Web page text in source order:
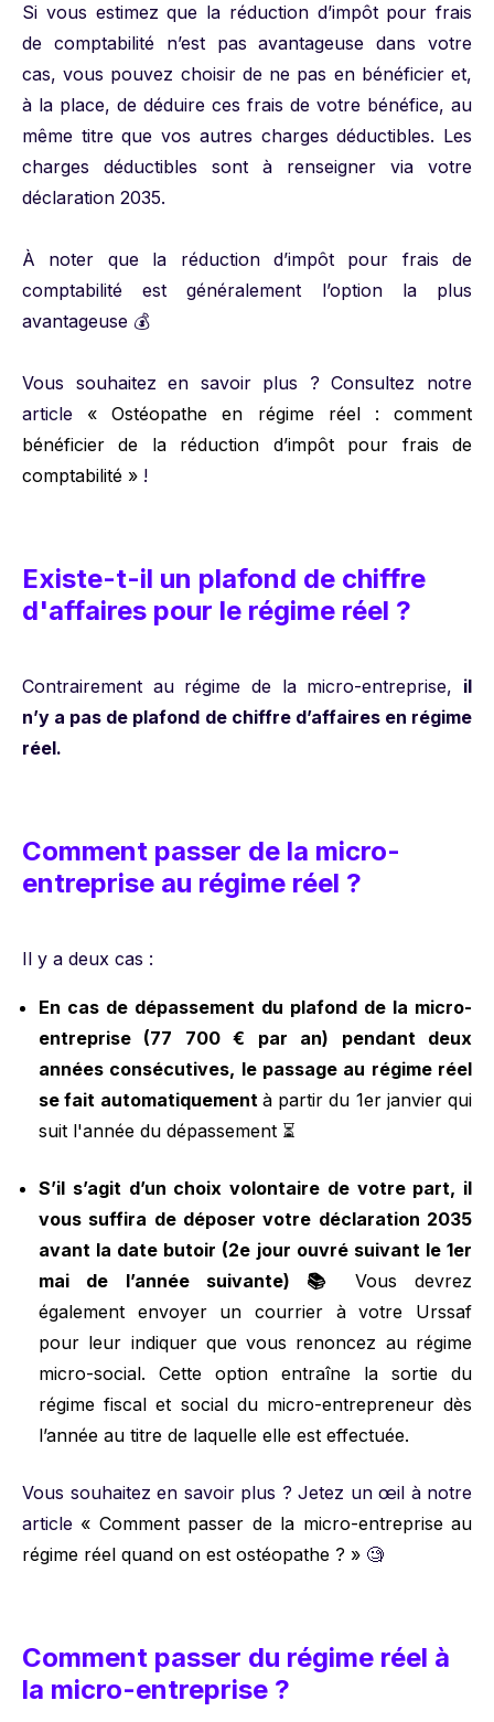
Si vous estimez que la réduction d’impôt pour frais
de comptabilité n’est pas avantageuse dans votre
cas, vous pouvez choisir de ne pas en bénéficier et,
à la place, de déduire ces frais de votre bénéfice, au
même titre que vos autres charges déductibles. Les
charges déductibles sont à renseigner via votre
déclaration 2035.
À noter que la réduction d’impôt pour frais de
comptabilité est généralement l’option la plus
avantageuse 💰
Vous souhaitez en savoir plus ? Consultez notre
article « Ostéopathe en régime réel : comment
bénéficier de la réduction d’impôt pour frais de
comptabilité » !
Existe-t-il un plafond de chiffre
d'affaires pour le régime réel ?
Contrairement au régime de la micro-entreprise, il
n’y a pas de plafond de chiffre d’affaires en régime
réel.
Comment passer de la micro-
entreprise au régime réel ?
Il y a deux cas :
En cas de dépassement du plafond de la micro-
entreprise (77 700 € par an) pendant deux
années consécutives, le passage au régime réel
se fait automatiquement à partir du 1er janvier qui
suit l'année du dépassement ⏳
S’il s’agit d’un choix volontaire de votre part, il
vous suffira de déposer votre déclaration 2035
avant la date butoir (2e jour ouvré suivant le 1er
mai de l’année suivante) 📚 Vous devrez
également envoyer un courrier à votre Urssaf
pour leur indiquer que vous renoncez au régime
micro-social. Cette option entraîne la sortie du
régime fiscal et social du micro-entrepreneur dès
l’année au titre de laquelle elle est effectuée.
Vous souhaitez en savoir plus ? Jetez un œil à notre
article « Comment passer de la micro-entreprise au
régime réel quand on est ostéopathe ? » 🧐
Comment passer du régime réel à
la micro-entreprise ?